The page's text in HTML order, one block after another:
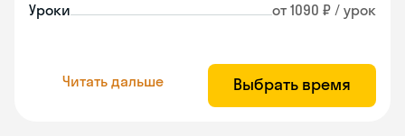
Уроки от 1090 ₽ / урок
Читать дальше Выбрать время